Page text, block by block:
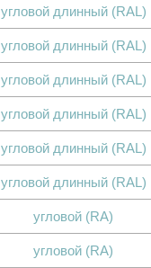
угловой длинный (RAL)
угловой длинный (RAL)
угловой длинный (RAL)
угловой длинный (RAL)
угловой длинный (RAL)
угловой длинный (RAL)
угловой (RA)
угловой (RA)